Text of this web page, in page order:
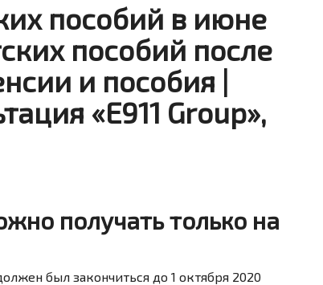
пособий в июне
пособий после
и пособия |
«E911 Group»,
получать только на
был закончиться до 1 октября 2020